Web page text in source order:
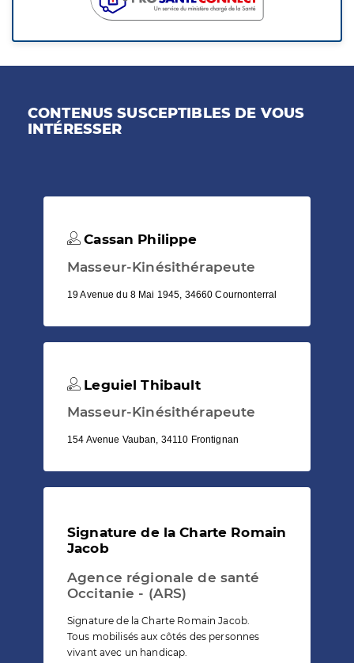
CONTENUS SUSCEPTIBLES DE VOUS
INTÉRESSER
Cassan Philippe
Masseur-Kinésithérapeute
19 Avenue du 8 Mai 1945, 34660 Cournonterral
Leguiel Thibault
Masseur-Kinésithérapeute
154 Avenue Vauban, 34110 Frontignan
Signature de la Charte Romain
Jacob
Agence régionale de santé
Occitanie - (ARS)
Signature de la Charte Romain Jacob.
Tous mobilisés aux côtés des personnes
vivant avec un handicap.